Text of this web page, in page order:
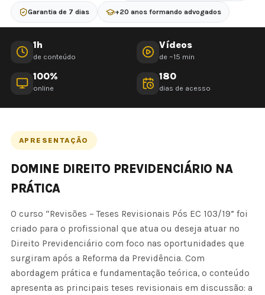
Garantia de 7 dias +20 anos formando advogados
1h
de conteúdo
Vídeos
de ~15 min
100%
online
180
dias de acesso
APRESENTAÇÃO
DOMINE DIREITO PREVIDENCIÁRIO NA
PRÁTICA
O curso “Revisões – Teses Revisionais Pós EC 103/19” foi
criado para o profissional que atua ou deseja atuar no
Direito Previdenciário com foco nas oportunidades que
surgiram após a Reforma da Previdência. Com
abordagem prática e fundamentação teórica, o conteúdo
apresenta as principais teses revisionais em discussão: a